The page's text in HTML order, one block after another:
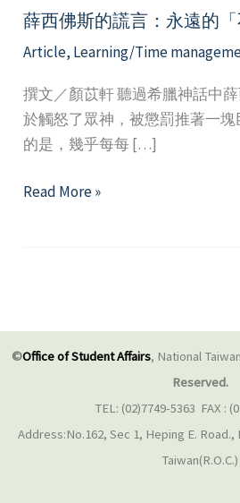
薛西佛斯的謊言：永遠的
Article, Learning/Time
撰文／顏苡軒 聽過希臘神話中
於觸怒了眾神，被懲罰推著一
的是，幾乎每每 […]
薛
永
「不
Read More »
©Office of Student Affairs, National
Reserved.
TEL: (02)7749-5363 FAX :
Address:No.162, Sec 1, Heping E. Road.,
Taiwan(R.O.C.)